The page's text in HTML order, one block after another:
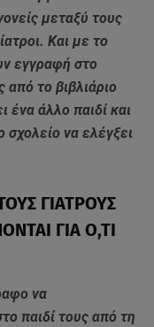
μεταξύ τους
Και με το
εγγραφή στο
το βιβλιάριο
ένα άλλο παιδί και
σχολείο να ελέγξει
ΓΙΑΤΡΟΥΣ
ΓΙΑ Ο,ΤΙ
να
παιδί τους από τη